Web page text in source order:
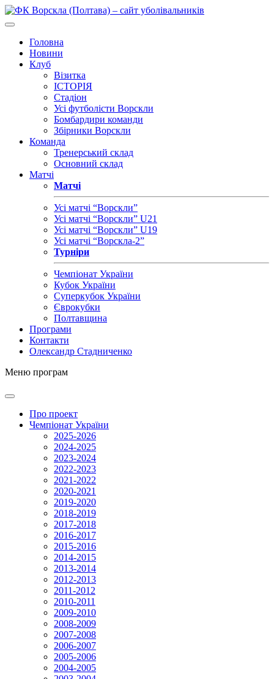
Головна
Новини
Клуб
Візитка
ІСТОРІЯ
Стадіон
Усі футболісти Ворскли
Бомбардири команди
Збірники Ворскли
Команда
Тренерський склад
Основний склад
Матчі
Матчі
Усі матчі “Ворскли”
Усі матчі “Ворскли” U21
Усі матчі “Ворскли” U19
Усі матчі “Ворскла-2”
Турніри
Чемпіонат України
Кубок України
Суперкубок України
Єврокубки
Полтавщина
Програми
Контакти
Олександр Стадниченко
Меню програм
Про проект
Чемпіонат України
2025-2026
2024-2025
2023-2024
2022-2023
2021-2022
2020-2021
2019-2020
2018-2019
2017-2018
2016-2017
2015-2016
2014-2015
2013-2014
2012-2013
2011-2012
2010-2011
2009-2010
2008-2009
2007-2008
2006-2007
2005-2006
2004-2005